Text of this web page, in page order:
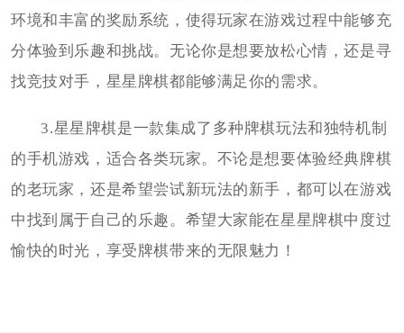
环境和丰富的奖励系统，使得玩家在游戏过程中能够充
分体验到乐趣和挑战。无论你是想要放松心情，还是寻
找竞技对手，星星牌棋都能够满足你的需求。
3.星星牌棋是一款集成了多种牌棋玩法和独特机制
的手机游戏，适合各类玩家。不论是想要体验经典牌棋
的老玩家，还是希望尝试新玩法的新手，都可以在游戏
中找到属于自己的乐趣。希望大家能在星星牌棋中度过
愉快的时光，享受牌棋带来的无限魅力！